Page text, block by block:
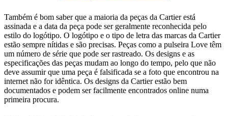
Também é bom saber que a maioria da peças da Cartier está
assinada e a data da peça pode ser geralmente reconhecida pelo
estilo do logótipo. O logótipo e o tipo de letra das marcas da Cartier
estão sempre nítidas e são precisas. Peças como a pulseira Love têm
um número de série que pode ser rastreado. Os designs e as
especificações das peças mudam ao longo do tempo, pelo que não
deve assumir que uma peça é falsificada se a foto que encontrou na
internet não for idêntica. Os designs da Cartier estão bem
documentados e podem ser facilmente encontrados online numa
primeira procura.